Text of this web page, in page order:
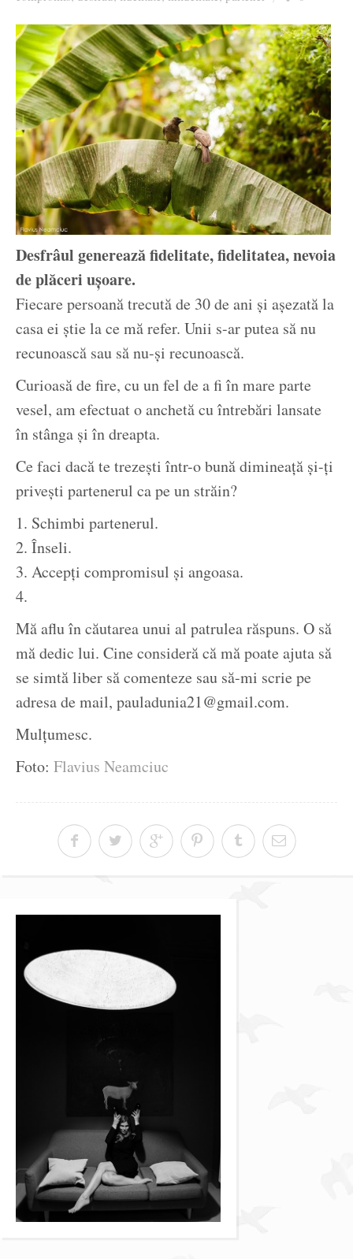
Ziua culorii
Desfrâul generează fidelitate, fidelitatea, nevoia
de plăceri ușoare.
Fiecare persoană trecută de 30 de ani și așezată la
casa ei știe la ce mă refer. Unii s-ar putea să nu
recunoască sau să nu-și recunoască.
Curioasă de fire, cu un fel de a fi în mare parte
vesel, am efectuat o anchetă cu întrebări lansate
în stânga și în dreapta.
Ce faci dacă te trezești într-o bună dimineață și-ți
privești partenerul ca pe un străin?
1. Schimbi partenerul.
2. Înseli.
3. Accepți compromisul și angoasa.
4.
Mă aflu în căutarea unui al patrulea răspuns. O să
mă dedic lui. Cine consideră că mă poate ajuta să
se simtă liber să comenteze sau să-mi scrie pe
adresa de mail, pauladunia21@gmail.com.
Mulțumesc.
Foto: Flavius Neamciuc